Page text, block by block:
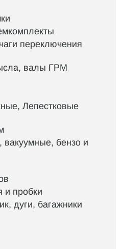
переключения
валы ГРМ
Лепестковые
бензо и
и пробки
дуги, багажники